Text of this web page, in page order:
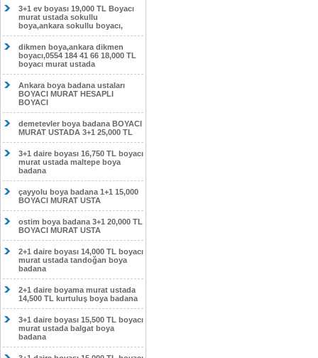
3+1 ev boyası 19,000 TL Boyacı
murat ustada sokullu
boya,ankara sokullu boyacı,
dikmen boya,ankara dikmen
boyacı,0554 184 41 66 18,000 TL
boyacı murat ustada
Ankara boya badana ustaları
BOYACI MURAT HESAPLI
BOYACI
demetevler boya badana BOYACI
MURAT USTADA 3+1 25,000 TL
3+1 daire boyası 16,750 TL boyacı
murat ustada maltepe boya
badana
çayyolu boya badana 1+1 15,000
BOYACI MURAT USTA
ostim boya badana 3+1 20,000 TL
BOYACI MURAT USTA
2+1 daire boyası 14,000 TL boyacı
murat ustada tandoğan boya
badana
2+1 daire boyama murat ustada
14,500 TL kurtuluş boya badana
3+1 daire boyası 15,500 TL boyacı
murat ustada balgat boya
badana